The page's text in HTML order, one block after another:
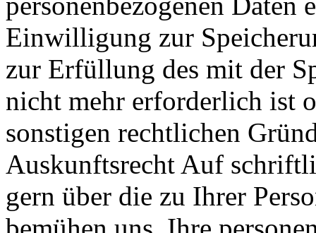
Einwilligung zur
zur Erfüllung des mit der
nicht mehr erforderlich ist
sonstigen rechtlichen
Auskunftsrecht Auf
gern über die zu Ihrer